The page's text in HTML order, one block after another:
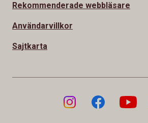
Rekommenderade webbläsare
Användarvillkor
Sajtkarta